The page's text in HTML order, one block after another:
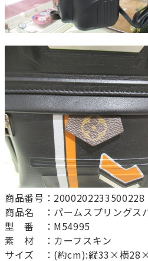
商品番号：2000202233500228
商品名 ：パームスプリングス
型 番 ：M54995
素 材 ：カーフスキン
サイズ ：(約cm):縦33×横